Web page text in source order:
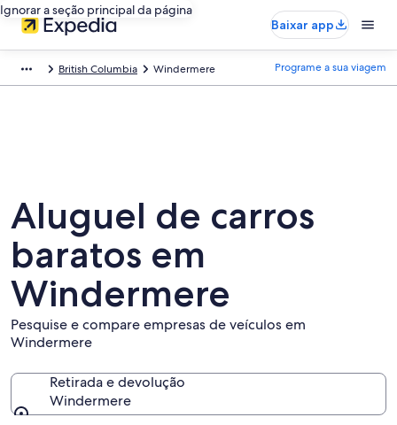
Ignorar a seção principal da página
Baixar app
British Columbia Windermere Programe a sua viagem
Aluguel de carros
baratos em
Windermere
Pesquise e compare empresas de veículos em
Windermere
Retirada e devolução
Windermere